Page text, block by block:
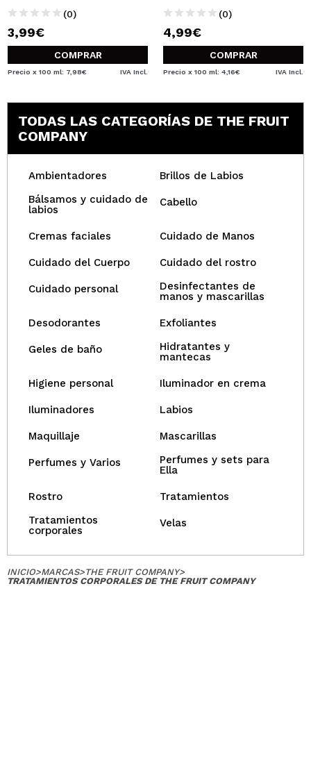
(0)
3,99€
COMPRAR
Precio x 100 ml: 7,98€ IVA Incl.
(0)
4,99€
COMPRAR
Precio x 100 ml: 4,16€ IVA Incl.
TODAS LAS CATEGORÍAS DE THE FRUIT
COMPANY
Ambientadores
Brillos de Labios
Bálsamos y cuidado de
labios
Cabello
Cremas faciales Cuidado de Manos
Cuidado del Cuerpo Cuidado del rostro
Cuidado personal
Desinfectantes de
manos y mascarillas
Desodorantes Exfoliantes
Geles de baño
Hidratantes y
mantecas
Higiene personal Iluminador en crema
Iluminadores Labios
Maquillaje Mascarillas
Perfumes y Varios
Perfumes y sets para
Ella
Rostro
Tratamientos
Tratamientos
corporales
Velas
INICIO>MARCAS>THE FRUIT COMPANY>
TRATAMIENTOS CORPORALES DE THE FRUIT COMPANY